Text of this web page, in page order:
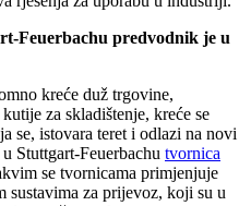
Feuerbachu predvodnik je u
kreće duž trgovine,
za skladištenje, kreće se
se, istovara teret i odlazi na novi
Stuttgart-Feuerbachu tvornica
se tvornicama primjenjuje
sustavima za prijevoz, koji su u